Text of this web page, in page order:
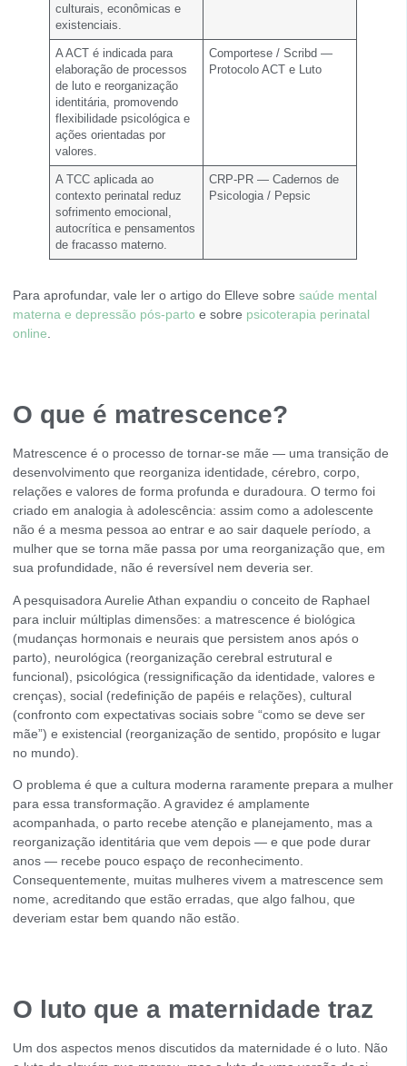
culturais, econômicas e
existenciais.
A ACT é indicada para
elaboração de processos
de luto e reorganização
identitária, promovendo
flexibilidade psicológica e
ações orientadas por
valores.
Comportese / Scribd —
Protocolo ACT e Luto
A TCC aplicada ao
contexto perinatal reduz
sofrimento emocional,
autocrítica e pensamentos
de fracasso materno.
CRP-PR — Cadernos de
Psicologia / Pepsic
Para aprofundar, vale ler o artigo do Elleve sobre saúde mental
materna e depressão pós-parto e sobre psicoterapia perinatal
online
O que é matrescence?
Matrescence é o processo de tornar-se mãe — uma transição de
desenvolvimento que reorganiza identidade, cérebro, corpo,
relações e valores de forma profunda e duradoura. O termo foi
criado em analogia à adolescência: assim como a adolescente
não é a mesma pessoa ao entrar e ao sair daquele período, a
mulher que se torna mãe passa por uma reorganização que, em
sua profundidade, não é reversível nem deveria ser.
A pesquisadora Aurelie Athan expandiu o conceito de Raphael
para incluir múltiplas dimensões: a matrescence é biológica
(mudanças hormonais e neurais que persistem anos após o
parto), neurológica (reorganização cerebral estrutural e
funcional), psicológica (ressignificação da identidade, valores e
crenças), social (redefinição de papéis e relações), cultural
(confronto com expectativas sociais sobre “como se deve ser
mãe”) e existencial (reorganização de sentido, propósito e lugar
no mundo).
O problema é que a cultura moderna raramente prepara a mulher
para essa transformação. A gravidez é amplamente
acompanhada, o parto recebe atenção e planejamento, mas a
reorganização identitária que vem depois — e que pode durar
anos — recebe pouco espaço de reconhecimento.
Consequentemente, muitas mulheres vivem a matrescence sem
nome, acreditando que estão erradas, que algo falhou, que
deveriam estar bem quando não estão.
O luto que a maternidade traz
Um dos aspectos menos discutidos da maternidade é o luto. Não